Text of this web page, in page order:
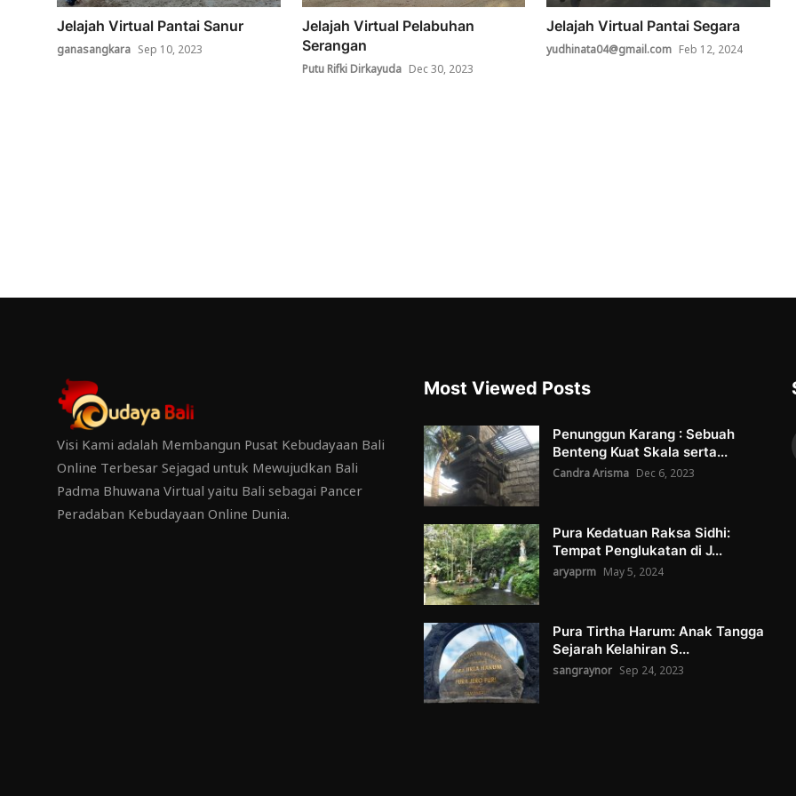
Jelajah Virtual Pantai Sanur
ganasangkara Sep 10, 2023
Jelajah Virtual Pelabuhan
Serangan
Putu Rifki Dirkayuda Dec 30, 2023
Jelajah Virtual Pantai Segara
yudhinata04@gmail.com Feb 12, 2024
Visi Kami adalah Membangun Pusat Kebudayaan Bali
Online Terbesar Sejagad untuk Mewujudkan Bali
Padma Bhuwana Virtual yaitu Bali sebagai Pancer
Peradaban Kebudayaan Online Dunia.
Most Viewed Posts
Penunggun Karang : Sebuah
Benteng Kuat Skala serta...
Candra Arisma Dec 6, 2023
Pura Kedatuan Raksa Sidhi:
Tempat Penglukatan di J...
aryaprm May 5, 2024
Pura Tirtha Harum: Anak Tangga
Sejarah Kelahiran S...
sangraynor Sep 24, 2023